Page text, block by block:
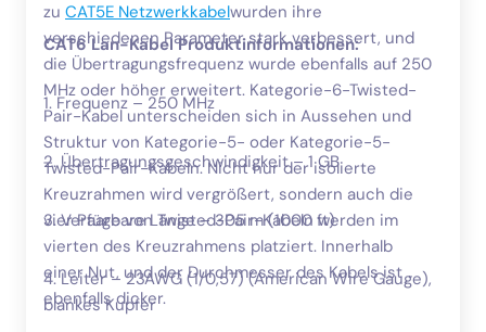
zu CAT5E Netzwerkkabelwurden ihre
verschiedenen Parameter stark verbessert, und
die Übertragungsfrequenz wurde ebenfalls auf 250
MHz oder höher erweitert. Kategorie-6-Twisted-
Pair-Kabel unterscheiden sich in Aussehen und
Struktur von Kategorie-5- oder Kategorie-5-
Twisted-Pair-Kabeln. Nicht nur der isolierte
Kreuzrahmen wird vergrößert, sondern auch die
vier Paare von Twisted-Pair-Kabeln werden im
vierten des Kreuzrahmens platziert. Innerhalb
einer Nut, und der Durchmesser des Kabels ist
ebenfalls dicker.
CAT6 Lan-Kabel Produktinformationen:
1. Frequenz – 250 MHz
2. Übertragungsgeschwindigkeit – 1 GB
3. Verfügbare Länge – 305 m (1000 ft)
4. Leiter – 23AWG (1/0,57) (American Wire Gauge),
blankes Kupfer